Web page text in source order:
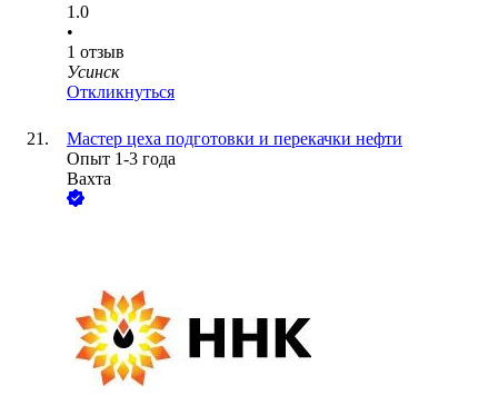
1.0
•
1 отзыв
Усинск
Откликнуться
Мастер цеха подготовки и перекачки нефти
Опыт 1-3 года
Вахта